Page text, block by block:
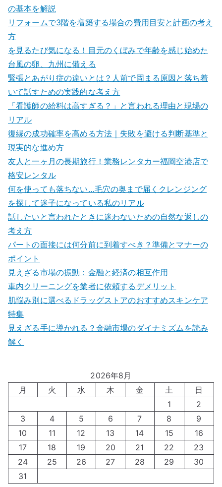
の基本を解説
リフォームで3階を増築する場合の費用目安と計画の考え
方
を見るたび気になる！目元のくぼみで年齢を感じ始めた
台風の卵、九州に備える
緊張とあがり症の違いとは？人前で固まる原因と落ち着
いて話すための実践的な考え方
「看護師の給料は高すぎる？」と言われる理由と現場の
リアル
復縁の成功確率を高める方法｜失敗を避ける判断基準と
現実的な進め方
友人と一ヶ月の長期旅行！業務レンタカー福岡空港店で
格安レンタル
何を使っても落ちない…毛穴の奥まで届くクレンジング
を探して迷子になっている私のリアル
話したいと言われたときに迷わないための自然な返しの
考え方
パートの面接には何分前に到着すべき？準備とマナーの
ポイント
見えざる市場の振動：金融と経済の相互作用
車内クリーニングを業者に依頼するデメリット
肌悩み別に選べるドラッグストアのおすすめスキンケア
特集
見えざる手に導かれる？金融市場のダイナミズムを読み
解く
2026年8月
月
火 水 木 金 土
日
1
2
3
4 5 6 7 8
9
10
11 12 13 14 15
16
17
18 19 20 21 22
23
24
25 26 27 28 29
30
31